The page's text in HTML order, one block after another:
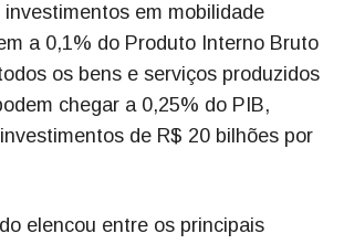
em mobilidade
a 0,1% do Produto Interno Bruto
os bens e serviços produzidos
chegar a 0,25% do PIB,
de R$ 20 bilhões por
elencou entre os principais